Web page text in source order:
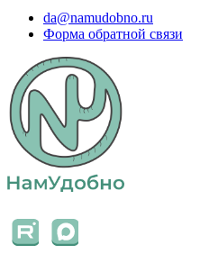
da@namudobno.ru
Форма обратной связи